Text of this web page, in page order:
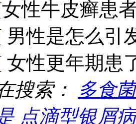
性牛皮癣患
男性是怎么引
女性更年期患
搜索：
多食
点滴型银屑